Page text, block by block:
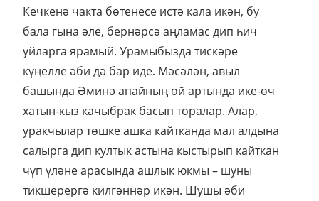
Кечкенә чакта бөтенесе истә кала икән, бу
бала гына әле, бернәрсә аңламас дип һич
уйларга ярамый. Урамыбызда тискәре
күңелле әби дә бар иде. Мәсәлән, авыл
башында Әминә апайның өй артында ике-өч
хатын-кыз качыбрак басып торалар. Алар,
уракчылар төшке ашка кайтканда мал алдына
салырга дип култык астына кыстырып кайткан
чүп үләне арасында ашлык юкмы – шуны
тикшерергә килгәннәр икән. Шушы әби